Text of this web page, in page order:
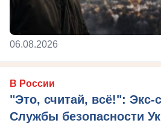
06.08.2026
В России
"Это, считай, всё!": Экс-
Службы безопасности